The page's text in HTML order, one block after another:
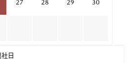
27 28 29 30
日